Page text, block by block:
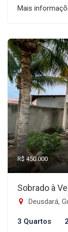
Mais
R$ 450.000
Sobrado à
Deusdará,
3 Quartos